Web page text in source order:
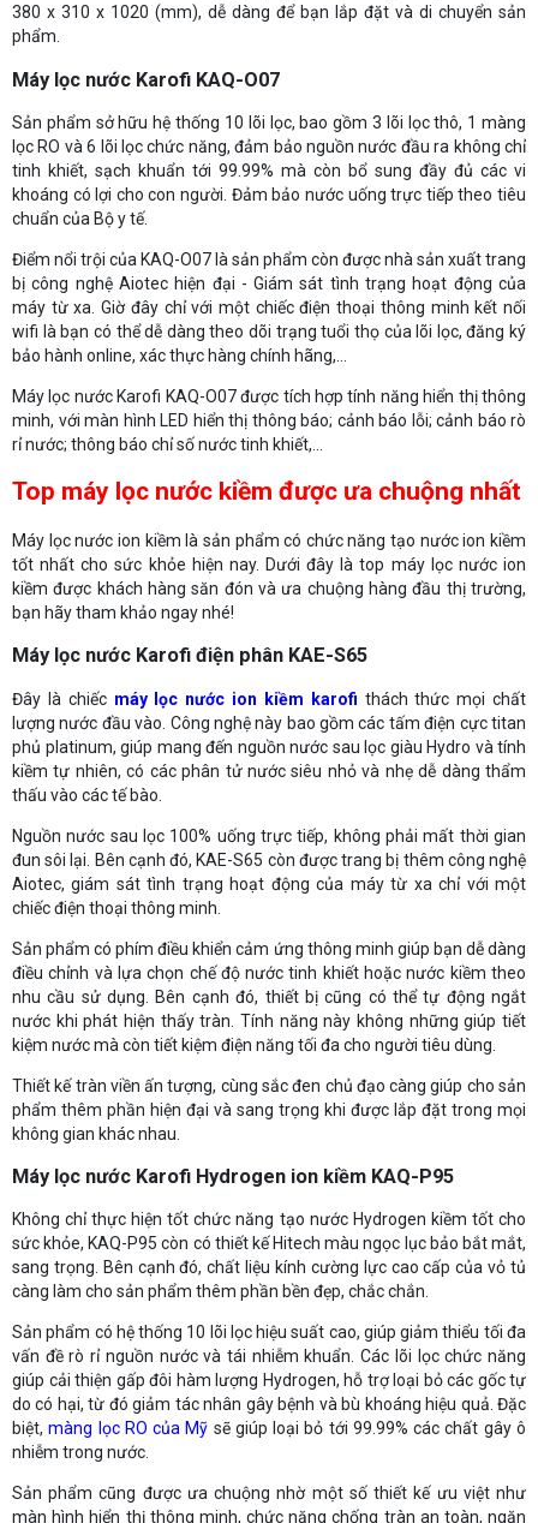
380 x 310 x 1020 (mm), dễ dàng để bạn lắp đặt và di chuyển sản
phẩm.
Máy lọc nước Karofi KAQ-O07
Sản phẩm sở hữu hệ thống 10 lõi lọc, bao gồm 3 lõi lọc thô, 1 màng
lọc RO và 6 lõi lọc chức năng, đảm bảo nguồn nước đầu ra không chỉ
tinh khiết, sạch khuẩn tới 99.99% mà còn bổ sung đầy đủ các vi
khoáng có lợi cho con người. Đảm bảo nước uống trực tiếp theo tiêu
chuẩn của Bộ y tế.
Điểm nổi trội của KAQ-O07 là sản phẩm còn được nhà sản xuất trang
bị công nghệ Aiotec hiện đại - Giám sát tình trạng hoạt động của
máy từ xa. Giờ đây chỉ với một chiếc điện thoại thông minh kết nối
wifi là bạn có thể dễ dàng theo dõi trạng tuổi thọ của lõi lọc, đăng ký
bảo hành online, xác thực hàng chính hãng,...
Máy lọc nước Karofi KAQ-O07 được tích hợp tính năng hiển thị thông
minh, với màn hình LED hiển thị thông báo; cảnh báo lỗi; cảnh báo rò
rỉ nước; thông báo chỉ số nước tinh khiết,...
Top máy lọc nước kiềm được ưa chuộng nhất
Máy lọc nước ion kiềm là sản phẩm có chức năng tạo nước ion kiềm
tốt nhất cho sức khỏe hiện nay. Dưới đây là top máy lọc nước ion
kiềm được khách hàng săn đón và ưa chuộng hàng đầu thị trường,
bạn hãy tham khảo ngay nhé!
Máy lọc nước Karofi điện phân KAE-S65
Đây là chiếc máy lọc nước ion kiềm karofi thách thức mọi chất
lượng nước đầu vào. Công nghệ này bao gồm các tấm điện cực titan
phủ platinum, giúp mang đến nguồn nước sau lọc giàu Hydro và tính
kiềm tự nhiên, có các phân tử nước siêu nhỏ và nhẹ dễ dàng thẩm
thấu vào các tế bào.
Nguồn nước sau lọc 100% uống trực tiếp, không phải mất thời gian
đun sôi lại. Bên cạnh đó, KAE-S65 còn được trang bị thêm công nghệ
Aiotec, giám sát tình trạng hoạt động của máy từ xa chỉ với một
chiếc điện thoại thông minh.
Sản phẩm có phím điều khiển cảm ứng thông minh giúp bạn dễ dàng
điều chỉnh và lựa chọn chế độ nước tinh khiết hoặc nước kiềm theo
nhu cầu sử dụng. Bên cạnh đó, thiết bị cũng có thể tự động ngắt
nước khi phát hiện thấy tràn. Tính năng này không những giúp tiết
kiệm nước mà còn tiết kiệm điện năng tối đa cho người tiêu dùng.
Thiết kế tràn viền ấn tượng, cùng sắc đen chủ đạo càng giúp cho sản
phẩm thêm phần hiện đại và sang trọng khi được lắp đặt trong mọi
không gian khác nhau.
Máy lọc nước Karofi Hydrogen ion kiềm KAQ-P95
Không chỉ thực hiện tốt chức năng tạo nước Hydrogen kiềm tốt cho
sức khỏe, KAQ-P95 còn có thiết kế Hitech màu ngọc lục bảo bắt mắt,
sang trọng. Bên cạnh đó, chất liệu kính cường lực cao cấp của vỏ tủ
càng làm cho sản phẩm thêm phần bền đẹp, chắc chắn.
Sản phẩm có hệ thống 10 lõi lọc hiệu suất cao, giúp giảm thiểu tối đa
vấn đề rò rỉ nguồn nước và tái nhiễm khuẩn. Các lõi lọc chức năng
giúp cải thiện gấp đôi hàm lượng Hydrogen, hỗ trợ loại bỏ các gốc tự
do có hại, từ đó giảm tác nhân gây bệnh và bù khoáng hiệu quả. Đặc
biệt,màng lọc RO của Mỹ sẽ giúp loại bỏ tới 99.99% các chất gây ô
nhiễm trong nước.
Sản phẩm cũng được ưa chuộng nhờ một số thiết kế ưu việt như
màn hình hiển thị thông minh, chức năng chống tràn an toàn, ngăn